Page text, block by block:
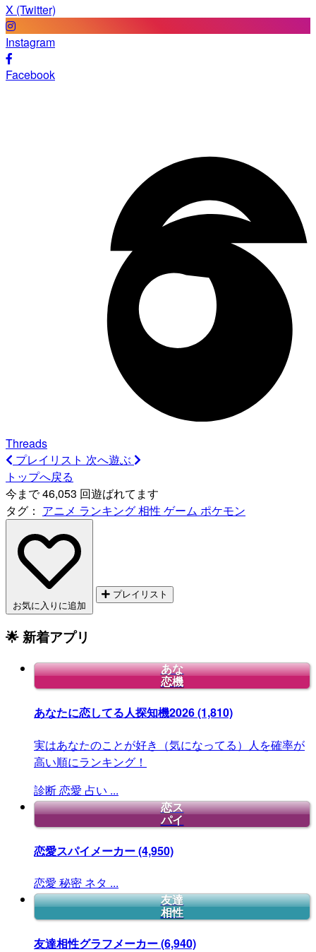
X (Twitter)
Instagram
Facebook
Threads
プレイリスト 次へ遊ぶ
トップへ戻る
今まで 46,053 回遊ばれてます
タグ： アニメ ランキング相性 ゲーム ポケモン
お気に入りに追加
プレイリスト
🌟 新着アプリ
あな
恋機
あなたに恋してる人探知機2026(1,810)
実はあなたのことが好き（気になってる）人を確率が
高い順にランキング！
診断恋愛 占い ...
恋ス
パイ
恋愛スパイメーカー(4,950)
恋愛 秘密 ネタ ...
友達
相性
友達相性グラフメーカー(6,940)